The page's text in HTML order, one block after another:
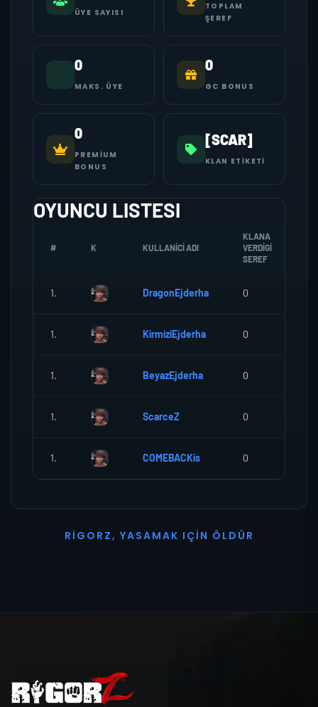
ÜYE SAYISI
TOPLAM
ŞEREF
0
MAKS. ÜYE
0
GC BONUS
0
PREMIUM
BONUS
[SCAR]
KLAN ETIKETI
OYUNCU LISTESI
# K KULLANICI ADI
KLANA
VERDIGI
SEREF
1. DragonEjderha 0
1. KirmiziEjderha 0
1. BeyazEjderha 0
1. ScarceZ 0
1. COMEBACKis 0
R I G O R Z, YASAMAK I ÇI N Ö L D Ü R